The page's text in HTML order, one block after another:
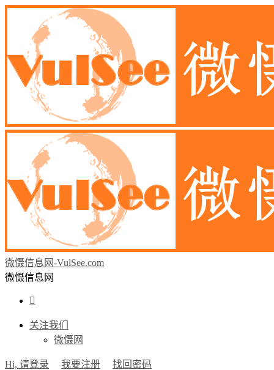
微慑信息网-VulSee.com
微慑信息网

关注我们
微慑网
Hi, 请登录 我要注册
找回密码